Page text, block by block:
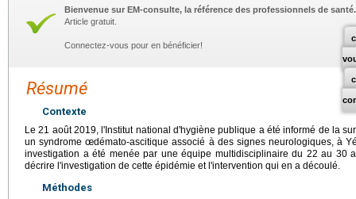
Bienvenue sur EM-consulte, la référence des professionnels de santé.
Article gratuit.
Connectez-vous pour en bénéficier!
Résumé
Contexte
Le 21 août 2019, l'Institut national d'hygiène publique a été informé de la
un syndrome œdémato-ascitique associé à des signes neurologiques, à
investigation a été menée par une équipe multidisciplinaire du 22 au 30
décrire l'investigation de cette épidémie et l'intervention qui en a découlé.
Méthodes